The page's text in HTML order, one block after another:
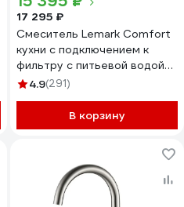
17 295 ₽
Смеситель Lemark Comfort
кухни с подключением к
фильтру с питьевой водой
LM3071C-Gray
4.9(291)
В корзину